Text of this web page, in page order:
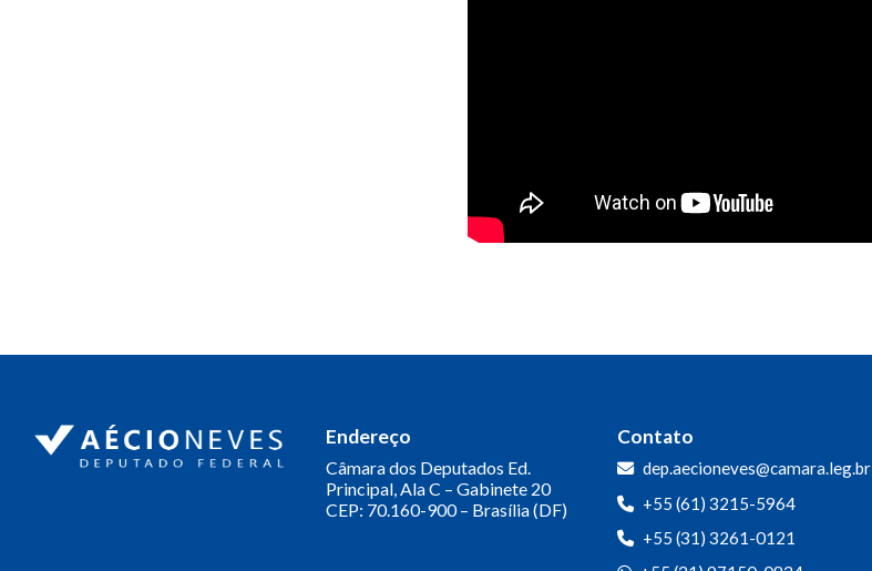
Endereço
Câmara dos Deputados Ed.
Principal, Ala C – Gabinete 20
CEP: 70.160-900 – Brasília (DF)
Contato
dep.aecioneves@camara.leg.br
+55 (61) 3215-5964
+55 (31) 3261-0121